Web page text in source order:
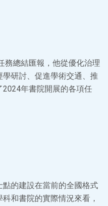
務總結匯報，他從優化治理
研討、促進學術交通、推
年書院開展的各項任
的建設在當前的全國格式
和書院的實際情況來看，